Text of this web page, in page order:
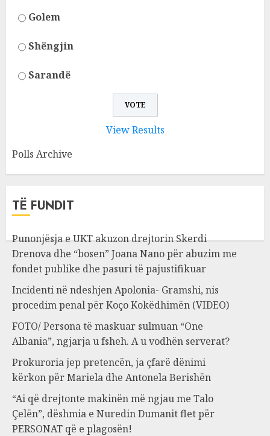
Golem
Shëngjin
Sarandë
View Results
Polls Archive
TË FUNDIT
Punonjësja e UKT akuzon drejtorin Skerdi
Drenova dhe “bosen” Joana Nano për abuzim me
fondet publike dhe pasuri të pajustifikuar
Incidenti në ndeshjen Apolonia- Gramshi, nis
procedim penal për Koço Kokëdhimën (VIDEO)
FOTO/ Persona të maskuar sulmuan “One
Albania”, ngjarja u fsheh. A u vodhën serverat?
Prokuroria jep pretencën, ja çfarë dënimi
kërkon për Mariela dhe Antonela Berishën
“Ai që drejtonte makinën më ngjau me Talo
Çelën”, dëshmia e Nuredin Dumanit flet për
PERSONAT që e plagosën!